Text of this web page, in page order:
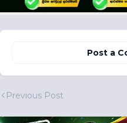
Post a
Previous Post